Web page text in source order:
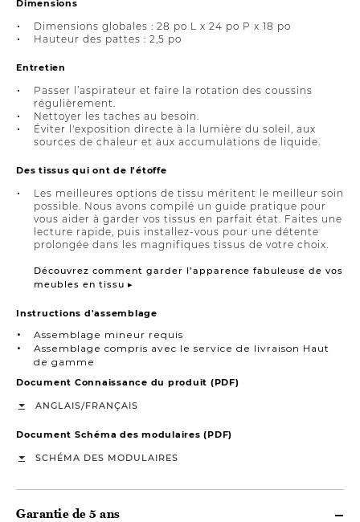
Dimensions
Dimensions globales : 28 po L x 24 po P x 18 po
Hauteur des pattes : 2,5 po
Entretien
Passer l’aspirateur et faire la rotation des coussins
régulièrement.
Nettoyer les taches au besoin.
Éviter l'exposition directe à la lumière du soleil, aux
sources de chaleur et aux accumulations de liquide.
Des tissus qui ont de l'étoffe
Les meilleures options de tissu méritent le meilleur soin
possible. Nous avons compilé un guide pratique pour
vous aider à garder vos tissus en parfait état. Faites une
lecture rapide, puis installez-vous pour une détente
prolongée dans les magnifiques tissus de votre choix.
Découvrez comment garder l’apparence fabuleuse de vos
meubles en tissu ▸
Instructions d'assemblage
Assemblage mineur requis
Assemblage compris avec le service de livraison Haut
de gamme
Document Connaissance du produit (PDF)
ANGLAIS/FRANÇAIS
Document Schéma des modulaires (PDF)
SCHÉMA DES MODULAIRES
Garantie de 5 ans